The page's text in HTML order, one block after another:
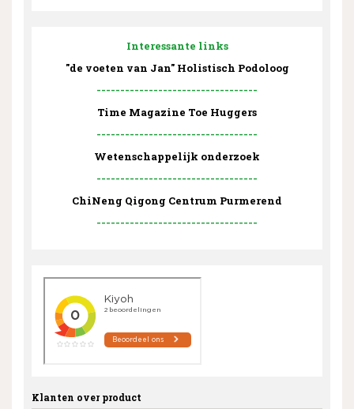
Interessante links
"de voeten van Jan" Holistisch Podoloog
----------------------------------
Time Magazine Toe Huggers
----------------------------------
Wetenschappelijk onderzoek
----------------------------------
ChiNeng Qigong Centrum Purmerend
----------------------------------
Klanten over product